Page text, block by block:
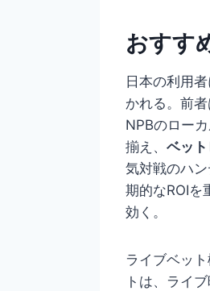
おすす
日本の利用
かれる。前者
NPBのロー
揃え、 ベッ
気対戦のハ
期的なROIを
効く。
ライブベッ
トは、ライ